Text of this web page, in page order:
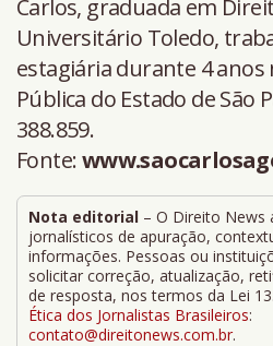
Carlos, graduada em
Universitário Toledo,
estagiária durante 4 anos
Pública do Estado de São
388.859.
Fonte:
Nota editorial – O Direito News
jornalísticos de apuração,
informações. Pessoas ou
solicitar correção, atualização,
de resposta, nos termos da Lei
Ética dos Jornalistas Brasileiros:
contato@direitonews.com.br.